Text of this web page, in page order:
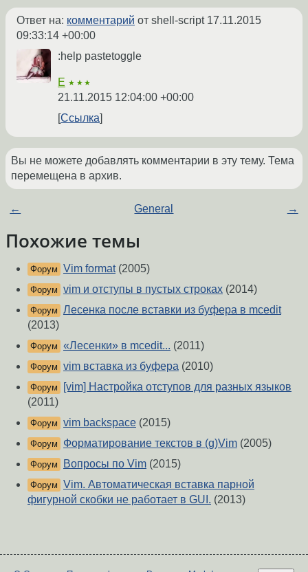
Ответ на: комментарий от shell-script 17.11.2015
09:33:14 +00:00
:help pastetoggle
E ★★★
21.11.2015 12:04:00 +00:00
Ссылка
Вы не можете добавлять комментарии в эту тему. Тема
перемещена в архив.
← General →
Похожие темы
Форум Vim format(2005)
Форум vim и отступы в пустых строках (2014)
Форум Лесенка после вставки из буфера в mcedit
(2013)
Форум «Лесенки» в mcedit... (2011)
Форум vim вставка из буфера (2010)
Форум
[vim] Настройка отступов для разных языков
(2011)
Форум vim backspace (2015)
Форум Форматирование текстов в (g)Vim (2005)
Форум Вопросы по Vim (2015)
Форум Vim. Автоматическая вставка парной
фигурной скобки не работает в GUI. (2013)